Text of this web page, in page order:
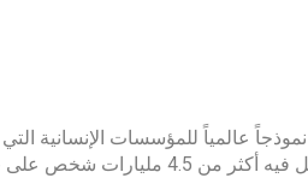
عالمياً للمؤسسات الإنسانية التي
وضعت قضية الوصول إلى الرعاية الصحية في صدارة الجهود الإغاثية؛ ففي وقت لا يحصل فيه